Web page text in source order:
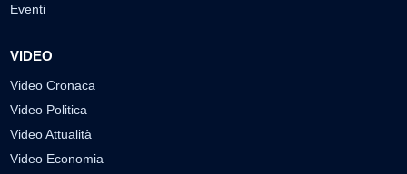
Eventi
VIDEO
Video Cronaca
Video Politica
Video Attualità
Video Economia